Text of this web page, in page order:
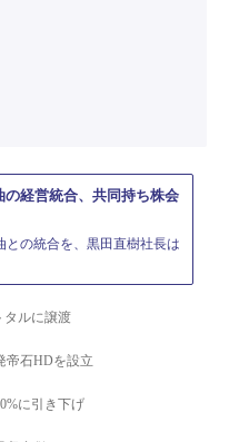
経営統合、共同持ち株会
との統合を、黒田直樹社長は
タルに譲渡
帝石HDを設立
に引き下げ